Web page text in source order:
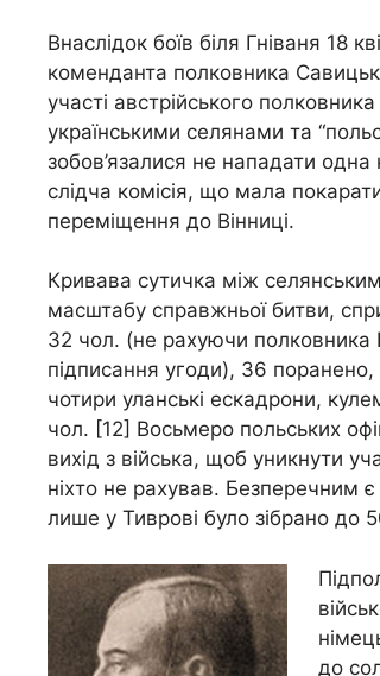
Внаслідок боїв біля Гніваня 18
коменданта полковника
участі австрійського
українськими селянами та
зобов’язалися не нападати
слідча комісія, що мала
переміщення до Вінниці.
Кривава сутичка між
масштабу справжньої битви,
32 чол. (не рахуючи полковника
підписання угоди), 36 поранено,
чотири уланські ескадрони,
чол. [12] Восьмеро польських
вихід з війська, щоб уникнути
ніхто не рахував. Безперечним
лише у Тиврові було зібрано до
до